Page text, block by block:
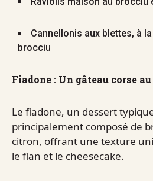
Cannellonis aux blettes, à
brocciu
Fiadone : Un gâteau corse
Le fiadone, un dessert
principalement composé de
citron, offrant une texture
le flan et le cheesecake.